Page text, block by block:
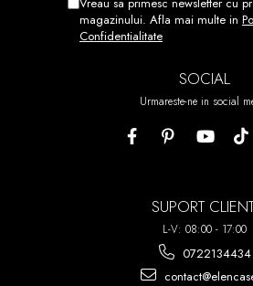
magazinului. Afla mai multe in
Confidentialitate
SOCIAL
Urmareste-ne in social
SUPORT
L-V: 08:00 - 17:00
0722134434